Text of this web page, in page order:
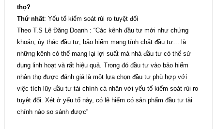
thọ?
Thứ nhất: Yếu tố kiểm soát rủi ro tuyệt đối
Theo T.S Lê Đăng Doanh : “Các kênh đầu tư mới như chứng
khoán, ủy thác đầu tư, bảo hiểm mang tính chất đầu tư… là
những kênh có thể mang lại lợi suất mà nhà đầu tư có thể sử
dụng linh hoạt và rất hiệu quả. Trong đó đầu tư vào bảo hiểm
nhân thọ được đánh giá là một lựa chọn đầu tư phù hợp với
việc tích lũy đầu tư tài chính cá nhân với yếu tố kiểm soát rủi ro
tuyệt đối. Xét ở yếu tố này, có lẽ hiếm có sản phẩm đầu tư tài
chính nào so sánh được”